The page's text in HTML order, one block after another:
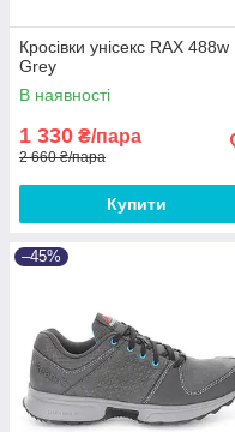
Кросівки унісекс RAX 488w
Grey
В наявності
1 330 ₴/пара
2 660 ₴/пара
Купити
–45%